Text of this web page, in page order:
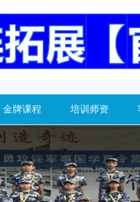
金牌课程 培训师资